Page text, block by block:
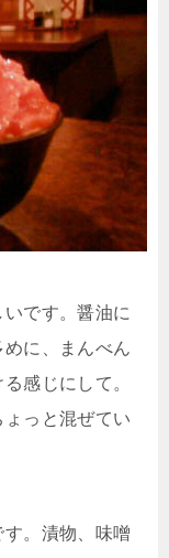
です。醤油に
に、まんべん
感じにして。
っと混ぜてい
。漬物、味噌